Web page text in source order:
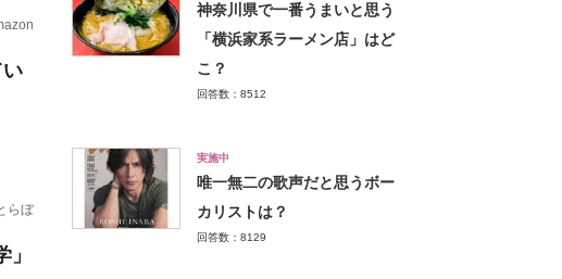
らぼ
神奈川県で一番うまいと思う
「横浜家系ラーメン店」はど
こ？
回答数：8512
実施中
唯一無二の歌声だと思うボー
カリストは？
回答数：8129